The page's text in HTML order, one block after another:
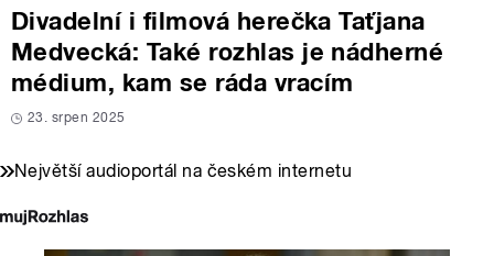
Divadelní i filmová herečka Taťjana
Medvecká: Také rozhlas je nádherné
médium, kam se ráda vracím
23. srpen 2025
Největší audioportál na českém internetu